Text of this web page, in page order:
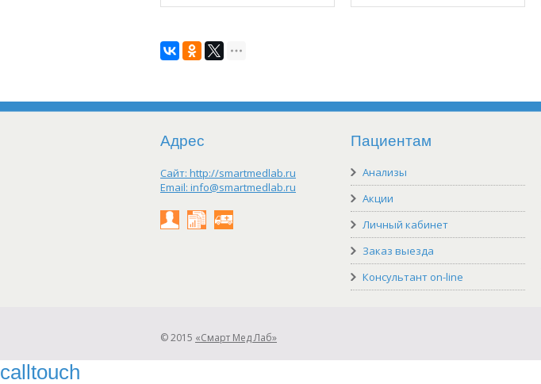
Адрес
Сайт: http://smartmedlab.ru
Email: info@smartmedlab.ru
Пациентам
Анализы
Акции
Личный кабинет
Заказ выезда
Консультант on-line
© 2015 «Смарт Мед Лаб»
calltouch